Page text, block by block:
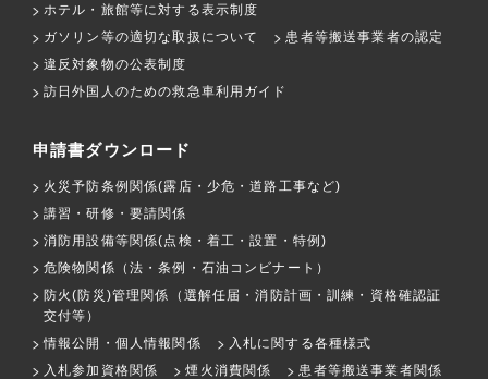
ホテル・旅館等に対する表示制度
ガソリン等の適切な取扱について
患者等搬送事業者の認定
違反対象物の公表制度
訪日外国人のための救急車利用ガイド
申請書ダウンロード
火災予防条例関係(露店・少危・道路工事など)
講習・研修・要請関係
消防用設備等関係(点検・着工・設置・特例)
危険物関係（法・条例・石油コンビナート）
防火(防災)管理関係（選解任届・消防計画・訓練・資格確認証
交付等）
情報公開・個人情報関係
入札に関する各種様式
入札参加資格関係
煙火消費関係 患者等搬送事業者関係